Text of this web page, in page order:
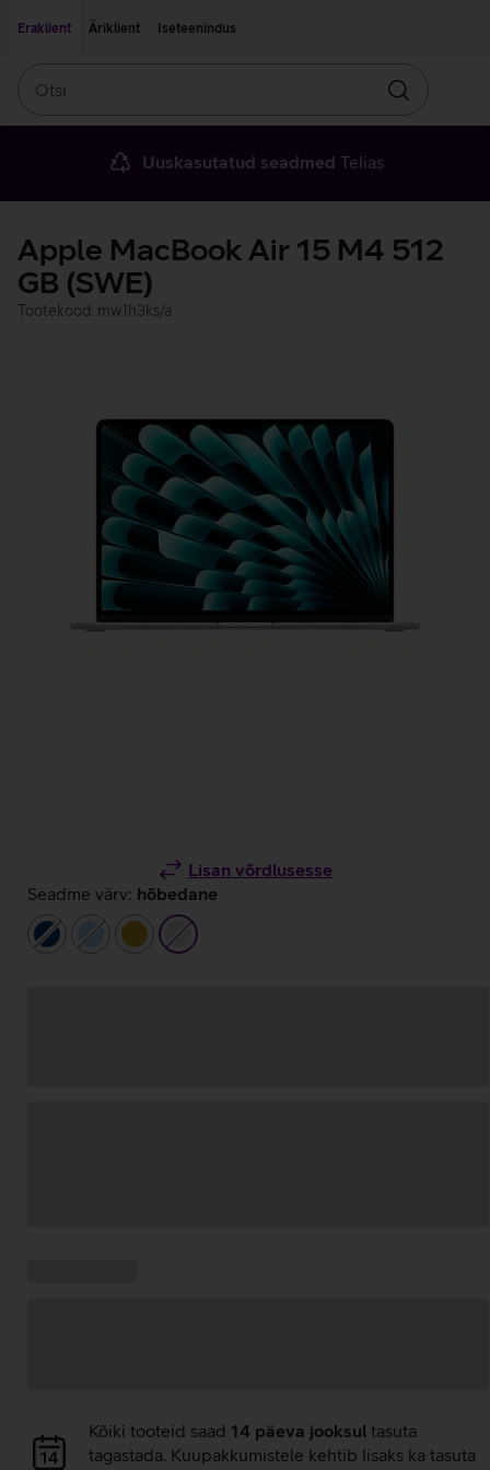
Eraklient
Äriklient Iseteenindus
Otsin
Uuskasutatud seadmed Telias
Apple MacBook Air 15 M4 512
GB (SWE)
Tootekood: mw1h3ks/a
Lisan võrdlusesse
Seadme värv: hõbedane
tumesininehelesininekuldnehõbedane
Andmete
laadimine
Kõiki tooteid saad 14 päeva jooksul tasuta
tagastada. Kuupakkumistele kehtib lisaks ka tasuta